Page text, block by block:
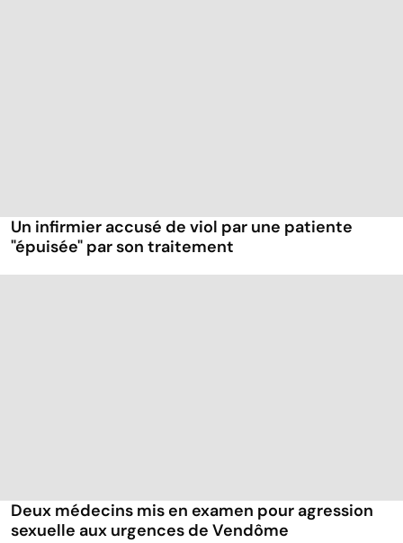
Un infirmier accusé de viol par une patiente
"épuisée" par son traitement
Deux médecins mis en examen pour agression
sexuelle aux urgences de Vendôme